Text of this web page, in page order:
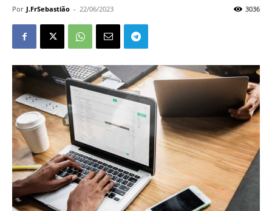
Por J.FrSebastião - 22/06/2023 3036